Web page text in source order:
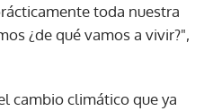
toda nuestra
¿de qué vamos a vivir?",
cambio climático que ya